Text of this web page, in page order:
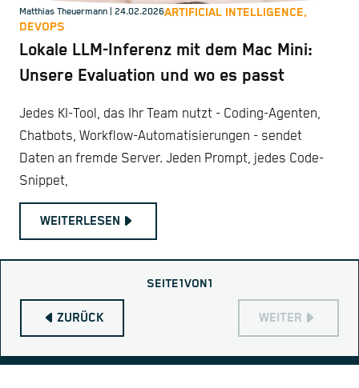
Matthias Theuermann | 24.02.2026ARTIFICIAL INTELLIGENCE,
DEVOPS
Lokale LLM-Inferenz mit dem Mac Mini:
Unsere Evaluation und wo es passt
Jedes KI-Tool, das Ihr Team nutzt - Coding-Agenten,
Chatbots, Workflow-Automatisierungen - sendet
Daten an fremde Server. Jeden Prompt, jedes Code-
Snippet,
WEITERLESEN
ZURÜCK
SEITE1VON1
WEITER